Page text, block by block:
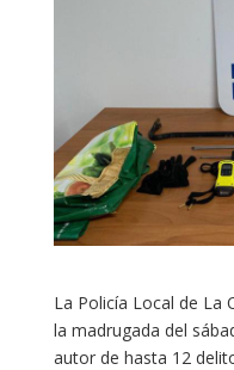
La Policía Local de La
la madrugada del
autor de hasta 12